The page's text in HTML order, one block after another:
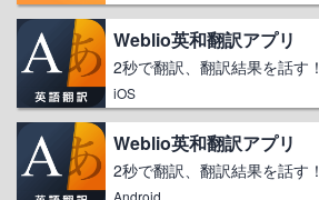
Weblio英和翻訳アプリ
2秒で翻訳、翻訳結果を話す！
iOS
Weblio英和翻訳アプリ
2秒で翻訳、翻訳結果を話す！
Android